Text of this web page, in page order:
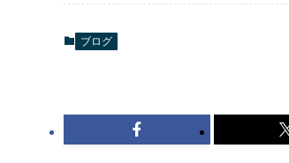
ブログ